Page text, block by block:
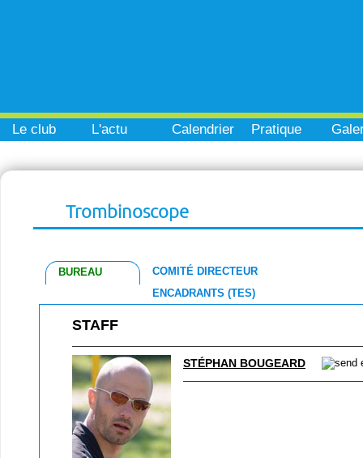
Le club L'actu Calendrier Pratique
Trombinoscope
BUREAU
COMITÉ DIRECTEUR
ENCADRANTS (TES)
STAFF
STÉPHAN BOUGEARD